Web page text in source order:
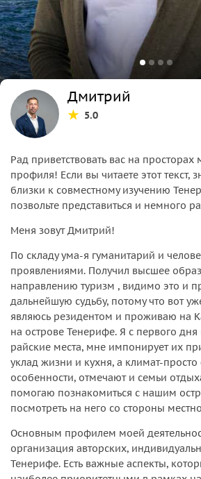
Дмитрий
5.0
Рад приветствовать вас на
профиля! Если вы читаете этот текст,
близки к совместному изучению
позвольте представиться и немного
Меня зовут Дмитрий!
По складу ума-я гуманитарий и
проявлениями. Получил высшее
направлению туризм , видимо это и
дальнейшую судьбу, потому что вот
являюсь резидентом и проживаю на
на острове Тенерифе. Я с первого
райские места, мне импонирует их
уклад жизни и кухня, а климат-просто
особенности, отмечают и семьи
помогаю познакомиться с нашим
посмотреть на него со стороны
Основным профилем моей
организация авторских,
Тенерифе. Есть важные аспекты,